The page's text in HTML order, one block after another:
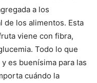
a los
de los alimentos. Esta
viene con fibra,
Todo lo que
es buenísima para las
cuándo la